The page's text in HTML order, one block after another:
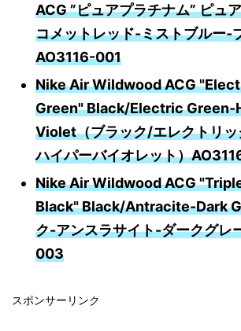
ACG ”ピュアプラチナム” ピュ
コメットレッド-ミストブルー-
AO3116-001
Nike Air Wildwood ACG
Green" Black/Electric Green-
Violet（ブラック/エレクトリ
ハイパーバイオレット）
Nike Air Wildwood ACG
Black" Black/Antracite-Dark
ク-アンスラサイト-ダークグレ
003
スポンサーリンク